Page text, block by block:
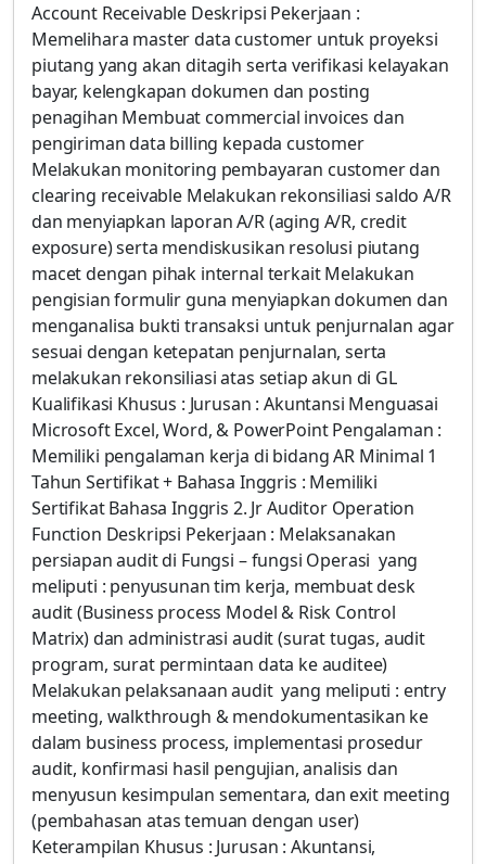
Account Receivable Deskripsi Pekerjaan :
Memelihara master data customer untuk proyeksi
piutang yang akan ditagih serta verifikasi kelayakan
bayar, kelengkapan dokumen dan posting
penagihan Membuat commercial invoices dan
pengiriman data billing kepada customer
Melakukan monitoring pembayaran customer dan
clearing receivable Melakukan rekonsiliasi saldo A/R
dan menyiapkan laporan A/R (aging A/R, credit
exposure) serta mendiskusikan resolusi piutang
macet dengan pihak internal terkait Melakukan
pengisian formulir guna menyiapkan dokumen dan
menganalisa bukti transaksi untuk penjurnalan agar
sesuai dengan ketepatan penjurnalan, serta
melakukan rekonsiliasi atas setiap akun di GL
Kualifikasi Khusus : Jurusan : Akuntansi Menguasai
Microsoft Excel, Word, & PowerPoint Pengalaman :
Memiliki pengalaman kerja di bidang AR Minimal 1
Tahun Sertifikat + Bahasa Inggris : Memiliki
Sertifikat Bahasa Inggris 2. Jr Auditor Operation
Function Deskripsi Pekerjaan : Melaksanakan
persiapan audit di Fungsi – fungsi Operasi yang
meliputi : penyusunan tim kerja, membuat desk
audit (Business process Model & Risk Control
Matrix) dan administrasi audit (surat tugas, audit
program, surat permintaan data ke auditee)
Melakukan pelaksanaan audit yang meliputi : entry
meeting, walkthrough & mendokumentasikan ke
dalam business process, implementasi prosedur
audit, konfirmasi hasil pengujian, analisis dan
menyusun kesimpulan sementara, dan exit meeting
(pembahasan atas temuan dengan user)
Keterampilan Khusus : Jurusan : Akuntansi,